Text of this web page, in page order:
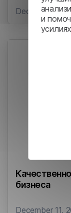
и
December 12,
бизнеса
December 11,